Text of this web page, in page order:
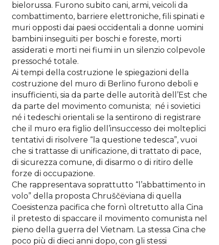
bielorussa. Furono subito cani, armi, veicoli da
combattimento, barriere elettroniche, fili spinati e
muri opposti dai paesi occidentali a donne uomini
bambini inseguiti per boschi e foreste, morti
assiderati e morti nei fiumi in un silenzio colpevole
pressoché totale.
Ai tempi della costruzione le spiegazioni della
costruzione del muro di Berlino furono deboli e
insufficienti, sia da parte delle autorità dell’Est che
da parte del movimento comunista; né i sovietici
né i tedeschi orientali se la sentirono di registrare
che il muro era figlio dell’insuccesso dei molteplici
tentativi di risolvere “la questione tedesca”, vuoi
che si trattasse di unificazione, di trattato di pace,
di sicurezza comune, di disarmo o di ritiro delle
forze di occupazione.
Che rappresentava soprattutto “l’abbattimento in
volo” della proposta Chruščëviana di quella
Coesistenza pacifica che fornì oltretutto alla Cina
il pretesto di spaccare il movimento comunista nel
pieno della guerra del Vietnam. La stessa Cina che
poco più di dieci anni dopo, con gli stessi